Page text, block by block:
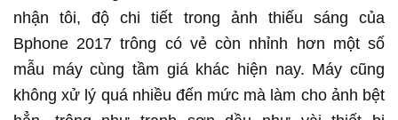
nhận tôi, độ chi tiết trong ảnh thiếu sáng của
Bphone 2017 trông có vẻ còn nhỉnh hơn một số
mẫu máy cùng tầm giá khác hiện nay. Máy cũng
không xử lý quá nhiều đến mức mà làm cho ảnh bệt